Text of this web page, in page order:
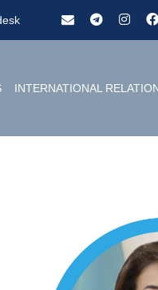
INTERNATIONAL